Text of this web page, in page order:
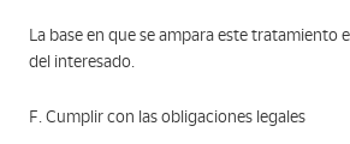
La base en que se ampara este tratamiento
del interesado.
F. Cumplir con las obligaciones legales